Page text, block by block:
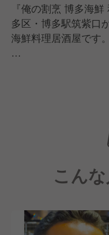
『俺の割烹 博多海
多区・博多駅筑紫口
海鮮料理居酒屋です。
落ち着いた和の雰囲
テーブル席・掘りご
おり、少人数から大
ンでご利用いただ
じめ、創作海鮮料理
郷土料理など幅広
こん